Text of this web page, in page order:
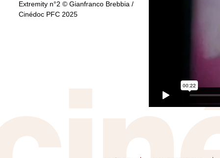
Extremity n°2 © Gianfranco Brebbia /
Cinédoc PFC 2025